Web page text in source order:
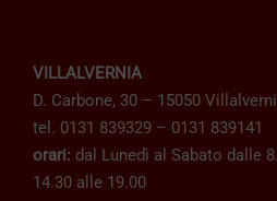
VILLALVERNIA
D. Carbone, 30 – 15050
tel. 0131 839329 – 0131 839141
orari: dal Lunedì al Sabato dalle
14.30 alle 19.00